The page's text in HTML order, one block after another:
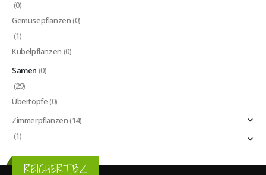
(0)
Gemüsepflanzen(0)
(1)
Kübelpflanzen (0)
Samen (0)
(29)
Übertöpfe(0)
Zimmerpflanzen(14)
(1)
REICHERT.BZ